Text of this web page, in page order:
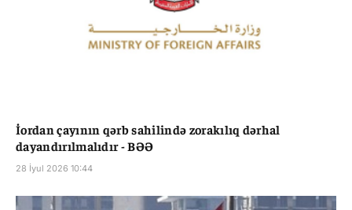
İordan çayının qərb sahilində zorakılıq dərhal
dayandırılmalıdır - BƏƏ
28 İyul 2026 10:44